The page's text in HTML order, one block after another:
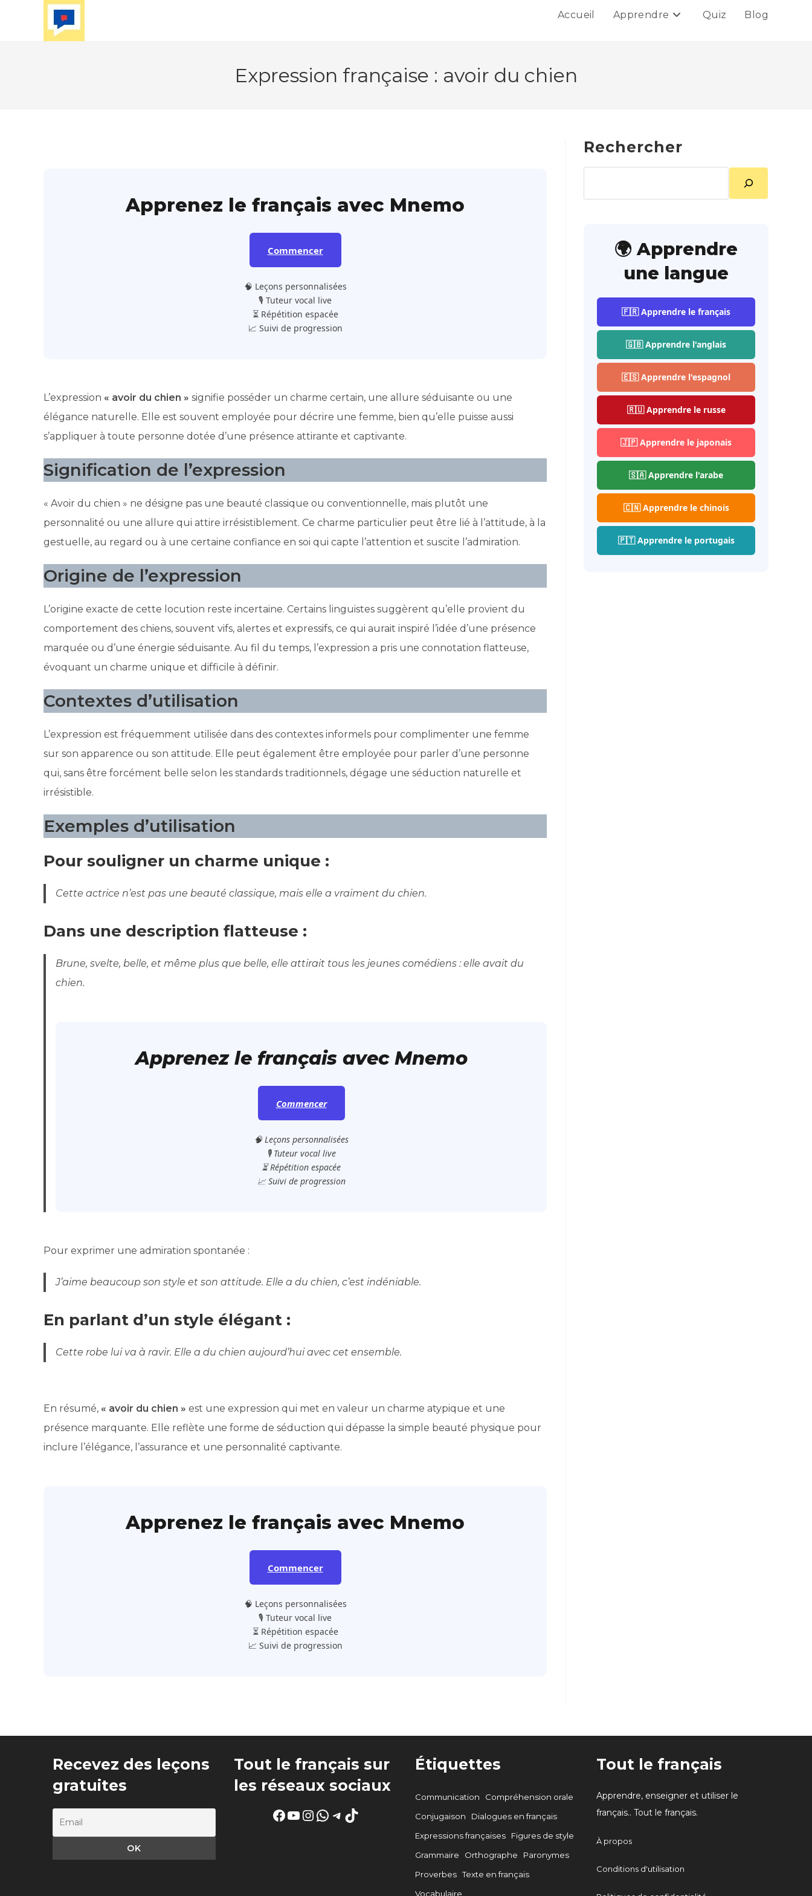
Accueil Apprendre Quiz Blog
Expression française : avoir du chien
Apprenez le français avec Mnemo
Commencer
🧠 Leçons personnalisées
🎙️ Tuteur vocal live
⏳ Répétition espacée
📈 Suivi de progression
L’expression « avoir du chien » signifie posséder un charme certain, une allure séduisante ou une
élégance naturelle. Elle est souvent employée pour décrire une femme, bien qu’elle puisse aussi
s’appliquer à toute personne dotée d’une présence attirante et captivante.
Signification de l’expression
« Avoir du chien » ne désigne pas une beauté classique ou conventionnelle, mais plutôt une
personnalité ou une allure qui attire irrésistiblement. Ce charme particulier peut être lié à l’attitude, à la
gestuelle, au regard ou à une certaine confiance en soi qui capte l’attention et suscite l’admiration.
Origine de l’expression
L’origine exacte de cette locution reste incertaine. Certains linguistes suggèrent qu’elle provient du
comportement des chiens, souvent vifs, alertes et expressifs, ce qui aurait inspiré l’idée d’une présence
marquée ou d’une énergie séduisante. Au fil du temps, l’expression a pris une connotation flatteuse,
évoquant un charme unique et difficile à définir.
Contextes d’utilisation
L’expression est fréquemment utilisée dans des contextes informels pour complimenter une femme
sur son apparence ou son attitude. Elle peut également être employée pour parler d’une personne
qui, sans être forcément belle selon les standards traditionnels, dégage une séduction naturelle et
irrésistible.
Exemples d’utilisation
Pour souligner un charme unique :
Cette actrice n’est pas une beauté classique, mais elle a vraiment du chien.
Dans une description flatteuse :
Brune, svelte, belle, et même plus que belle, elle attirait tous les jeunes comédiens : elle avait du
chien.
Apprenez le français avec Mnemo
Commencer
🧠 Leçons personnalisées
🎙️ Tuteur vocal live
⏳ Répétition espacée
📈 Suivi de progression
Pour exprimer une admiration spontanée :
J’aime beaucoup son style et son attitude. Elle a du chien, c’est indéniable.
En parlant d’un style élégant :
Cette robe lui va à ravir. Elle a du chien aujourd’hui avec cet ensemble.
En résumé, « avoir du chien » est une expression qui met en valeur un charme atypique et une
présence marquante. Elle reflète une forme de séduction qui dépasse la simple beauté physique pour
inclure l’élégance, l’assurance et une personnalité captivante.
Apprenez le français avec Mnemo
Commencer
🧠 Leçons personnalisées
🎙️ Tuteur vocal live
⏳ Répétition espacée
📈 Suivi de progression
Rechercher
🌍 Apprendre
une langue
🇫🇷 Apprendre le français
🇬🇧 Apprendre l'anglais
🇪🇸 Apprendre l'espagnol
🇷🇺 Apprendre le russe
🇯🇵 Apprendre le japonais
🇸🇦 Apprendre l'arabe
🇨🇳 Apprendre le chinois
🇵🇹 Apprendre le portugais
Recevez des leçons
gratuites
Tout le français sur
les réseaux sociaux
Facebook
YouTube
Instagram
WhatsApp
Telegram
TikTok
Étiquettes
Communication
Compréhension orale
Conjugaison
Dialogues en français
Expressions françaises
Figures de style
Grammaire
Orthographe
Paronymes
Proverbes Texte en français
Vocabulaire
Tout le français
Apprendre, enseigner et utiliser le
français.. Tout le français.
À propos
Conditions d'utilisation